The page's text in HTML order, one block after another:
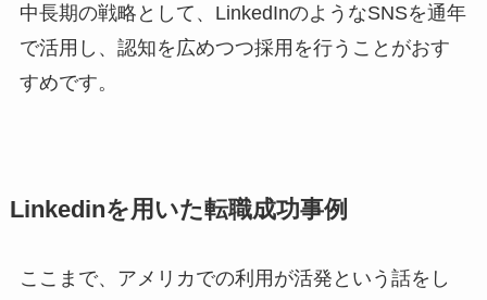
中長期の戦略として、LinkedInのようなSNSを通年
で活用し、認知を広めつつ採用を行うことがおす
すめです。
Linkedinを用いた転職成功事例
ここまで、アメリカでの利用が活発という話をし